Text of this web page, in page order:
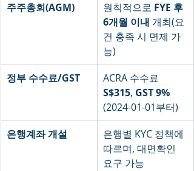
주주총회(AGM)
원칙적으로 FYE 후
6개월 이내 개최(요
건 충족 시 면제 가
능)
정부 수수료/GST
ACRA 수수료
S$315, GST 9%
(2024-01-01부터)
은행계좌 개설
은행별 KYC 정책에
따르며, 대면확인
요구 가능